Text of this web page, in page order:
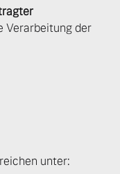
und
Verarbeitung der
unter: